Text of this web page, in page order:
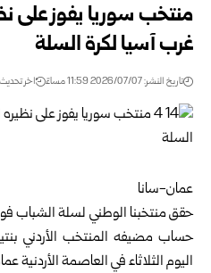
منتخب سوريا يفوز على
غرب آسيا لكرة السلة
تاريخ النشر: 2026/07/07 11:59 مساءً اخر تحديث: 2026/07/08 1:22
عمان-سانا
حقق منتخبنا الوطني لسلة الشباب
اليوم الثلاثاء في العاصمة الأردنية